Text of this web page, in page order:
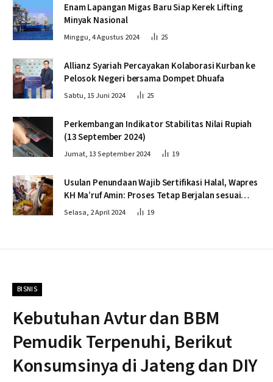
Enam Lapangan Migas Baru Siap Kerek Lifting
Minyak Nasional
Minggu, 4 Agustus 2024 25
Allianz Syariah Percayakan Kolaborasi Kurban ke
Pelosok Negeri bersama Dompet Dhuafa
Sabtu, 15 Juni 2024 25
Perkembangan Indikator Stabilitas Nilai Rupiah
(13 September 2024)
Jumat, 13 September 2024 19
Usulan Penundaan Wajib Sertifikasi Halal, Wapres
KH Ma’ruf Amin: Proses Tetap Berjalan sesuai
Penahapan
Selasa, 2 April 2024 19
BISNIS
Kebutuhan Avtur dan BBM
Pemudik Terpenuhi, Berikut
Konsumsinya di Jateng dan DIY